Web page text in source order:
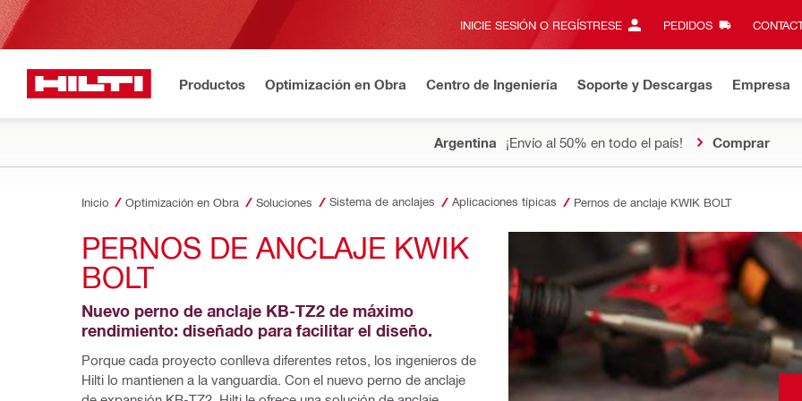
INICIE SESIÓN O REGÍSTRESE PEDIDOS
Productos Optimización en Obra Centro de Ingeniería Soporte y Descargas Empresa
Argentina ¡Envío al 50% en todo el país! Comprar
Inicio Optimización en Obra Soluciones Sistema de anclajes Aplicaciones típicas Pernos de anclaje KWIK BOLT
PERNOS DE ANCLAJE KWIK
BOLT
Nuevo perno de anclaje KB-TZ2 de máximo
rendimiento: diseñado para facilitar el diseño.
Porque cada proyecto conlleva diferentes retos, los ingenieros de
Hilti lo mantienen a la vanguardia. Con el nuevo perno de anclaje